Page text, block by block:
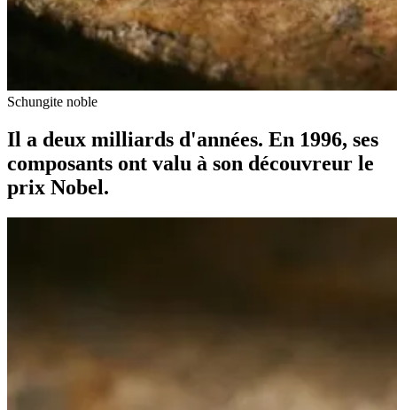
Schungite noble
Il a deux milliards d'années. En 1996, ses
composants ont valu à son découvreur le
prix Nobel.